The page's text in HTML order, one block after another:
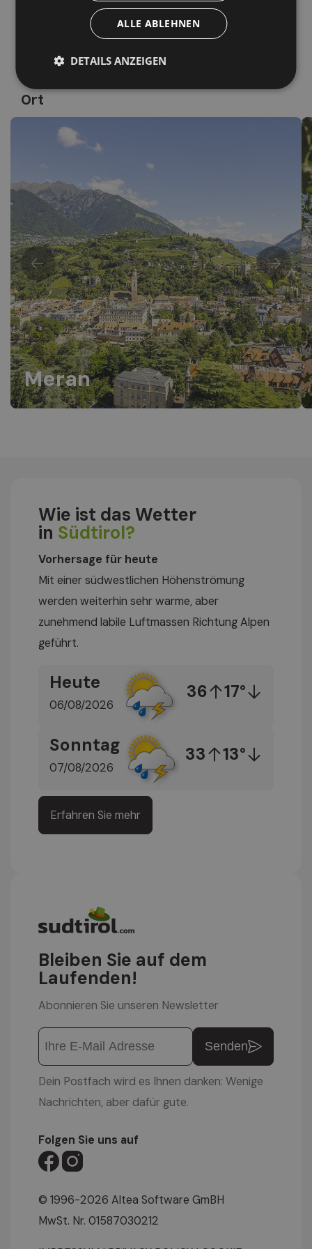
Ort
Meran
Wie ist das Wetter
in Südtirol?
Vorhersage für heute
Mit einer südwestlichen Höhenströmung
werden weiterhin sehr warme, aber
zunehmend labile Luftmassen Richtung Alpen
geführt.
Heute
06/08/2026
36 17°
Sonntag
07/08/2026
33 13°
Erfahren Sie mehr
Bleiben Sie auf dem
Laufenden!
Abonnieren Sie unseren Newsletter
Senden
Dein Postfach wird es Ihnen danken: Wenige
Nachrichten, aber dafür gute.
Folgen Sie uns auf
© 1996-2026 Altea Software GmBH
MwSt. Nr. 01587030212
ALLE ABLEHNEN
DETAILS ANZEIGEN